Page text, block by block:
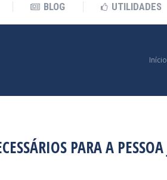
BLOG UTILIDADES
Início
PARA A